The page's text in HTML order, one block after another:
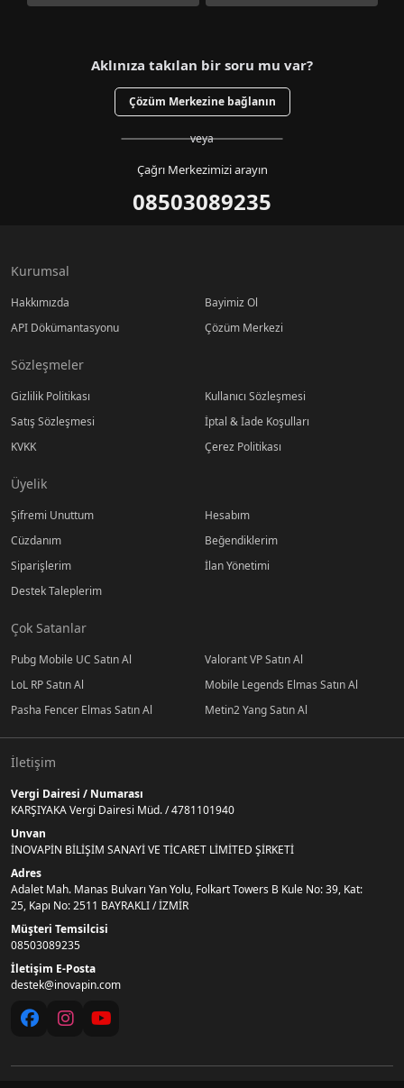
Aklınıza takılan bir soru mu var?
Çözüm Merkezine bağlanın
veya
Çağrı Merkezimizi arayın
08503089235
Kurumsal
Hakkımızda
Bayimiz Ol
API Dökümantasyonu
Çözüm Merkezi
Sözleşmeler
Gizlilik Politikası
Kullanıcı Sözleşmesi
Satış Sözleşmesi
İptal & İade Koşulları
KVKK
Çerez Politikası
Üyelik
Şifremi Unuttum
Hesabım
Cüzdanım
Beğendiklerim
Siparişlerim
İlan Yönetimi
Destek Taleplerim
Çok Satanlar
Pubg Mobile UC Satın Al
Valorant VP Satın Al
LoL RP Satın Al
Mobile Legends Elmas Satın Al
Pasha Fencer Elmas Satın Al
Metin2 Yang Satın Al
İletişim
Vergi Dairesi / Numarası
KARŞIYAKA Vergi Dairesi Müd. / 4781101940
Unvan
İNOVAPİN BİLİŞİM SANAYİ VE TİCARET LİMİTED ŞİRKETİ
Adres
Adalet Mah. Manas Bulvarı Yan Yolu, Folkart Towers B Kule No: 39, Kat:
25, Kapı No: 2511 BAYRAKLI / İZMİR
Müşteri Temsilcisi
08503089235
İletişim E-Posta
destek@inovapin.com